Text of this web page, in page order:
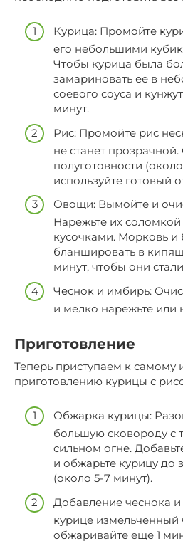
Курица: Промойте
его небольшими
Чтобы курица была
замариновать ее в
соевого соуса и
минут.
Рис: Промойте рис
не станет
полуготовности
используйте готовый
Овощи: Вымойте и
Нарежьте их
кусочками. Морковь
бланшировать в
минут, чтобы они
Чеснок и имбирь:
и мелко нарежьте или
Приготовление
Теперь приступаем к самому
приготовлению курицы с
Обжарка курицы:
большую сковороду с
сильном огне.
и обжарьте курицу до
(около 5-7 минут).
Добавление чеснока
курице измельченный
обжаривайте еще 1